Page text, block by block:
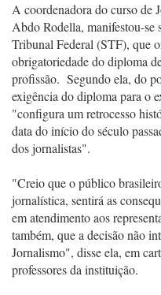
A coordenadora do curso de
Abdo Rodella, manifestou-se
Tribunal Federal (STF), que
obrigatoriedade do diploma
profissão. Segundo ela, do
exigência do diploma para o
"configura um retrocesso
data do início do século
dos jornalistas".
"Creio que o público
jornalística, sentirá as
em atendimento aos
também, que a decisão não
Jornalismo", disse ela, em
professores da instituição.